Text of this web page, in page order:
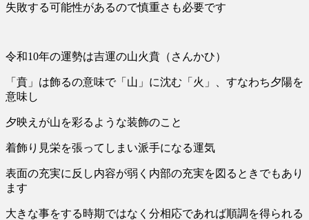
失敗する可能性があるので慎重さも必要です
令和10年の運勢は吉運の山火賁（さんかひ）
「賁」は飾るの意味で「山」に沈む「火」、すなわち夕陽を
意味し
夕映えが山を彩るような装飾のこと
着飾り見栄を張ってしまい派手になる運気
表面の充実に反し内容が弱く内部の充実を図るときでもあり
ます
大きな事をする時期ではなく分相応であれば順調を得られる